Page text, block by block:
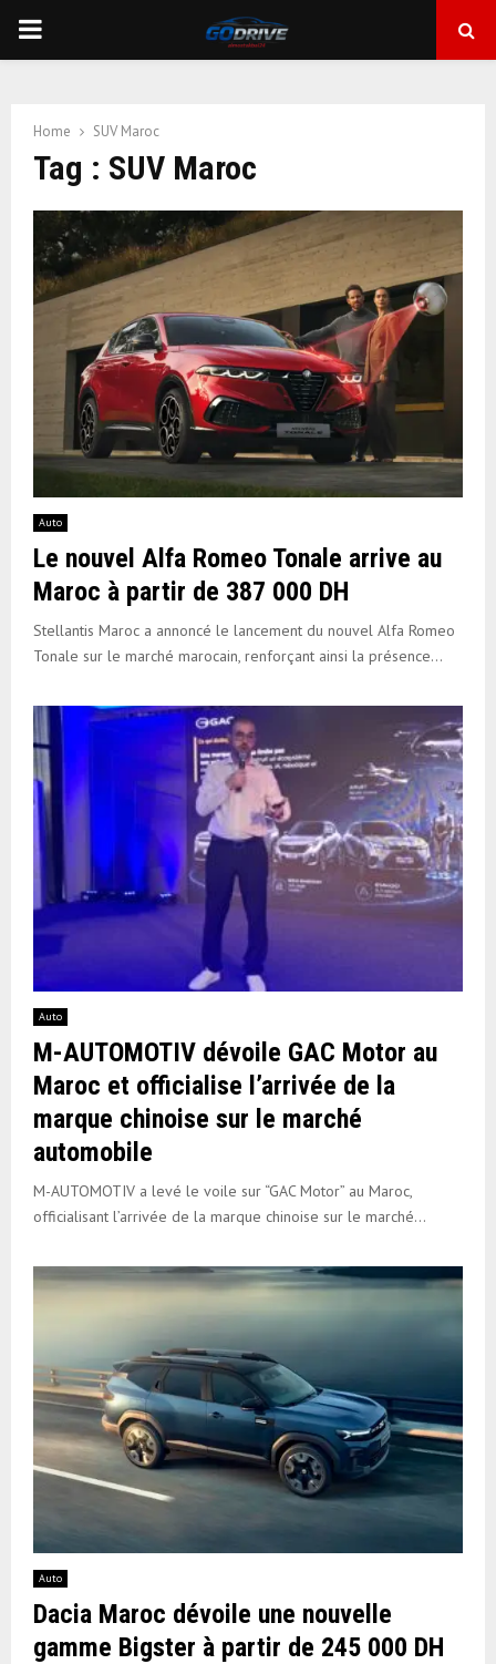
PRIMARY
Home SUV Maroc
Tag : SUV Maroc
Auto
Le nouvel Alfa Romeo Tonale arrive au
Maroc à partir de 387 000 DH
Stellantis Maroc a annoncé le lancement du nouvel Alfa Romeo
Tonale sur le marché marocain, renforçant ainsi la présence...
Auto
M-AUTOMOTIV dévoile GAC Motor au
Maroc et officialise l’arrivée de la
marque chinoise sur le marché
automobile
M-AUTOMOTIV a levé le voile sur “GAC Motor” au Maroc,
officialisant l’arrivée de la marque chinoise sur le marché...
Auto
Dacia Maroc dévoile une nouvelle
gamme Bigster à partir de 245 000 DH